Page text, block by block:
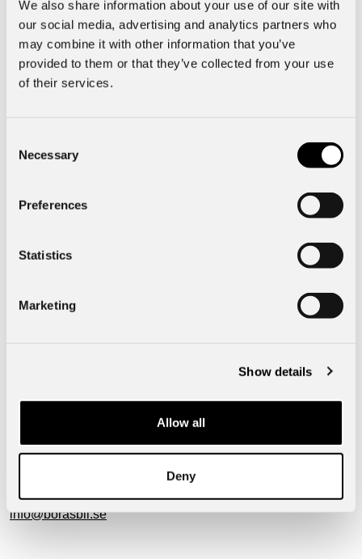
We also share information about your use of our site with
our social media, advertising and analytics partners who
may combine it with other information that you’ve
provided to them or that they’ve collected from your use
of their services.
Selection
Necessary
Preferences
Statistics
Marketing
Show details
Allow all
Deny
Interiör
51123 Kinna
info@borasbil.se